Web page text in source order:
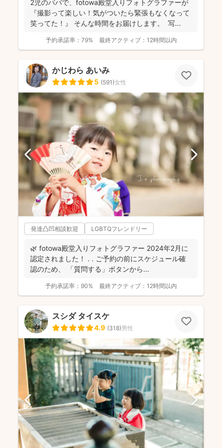
2児のパパで、fotowa殿堂入りフォトグラファーが
『撮影って楽しい！気がついたら緊張もなくなって
笑ってた！』 そんな時間をお届けします。 写...
予約承諾率： 79% 最終アクティブ： 12時間以内
かじわら あいみ
5 (591)女性
発達凸凹相談歓迎 LGBTQフレンドリー
🌿 fotowa殿堂入りフォトグラファー 2024年2月に
認定されました！ . . ご予約の前にスケジュール確
認のため、 「質問する」ボタンから...
予約承諾率： 90% 最終アクティブ： 12時間以内
スシダ タイスケ
4.9 (318)男性